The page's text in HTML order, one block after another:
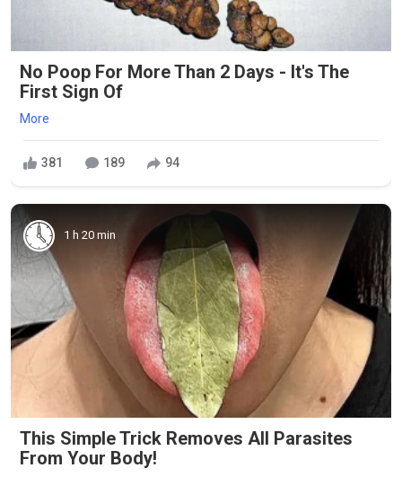
No Poop For More Than 2 Days - It's The
First Sign Of
More
381 189 94
1 h 20 min
This Simple Trick Removes All Parasites
From Your Body!